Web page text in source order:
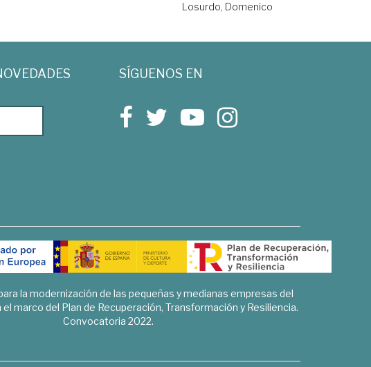
Losurdo, Domenico
SÍGUENOS EN
la modernización de las pequeñas y medianas empresas del
marco del Plan de Recuperación, Transformación y Resiliencia.
Convocatoria 2022.